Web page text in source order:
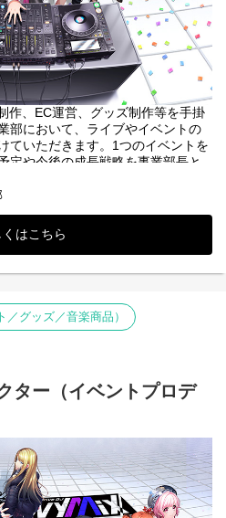
作、EC運営、グッズ制作等を手掛
部において、ライブやイベントの
ていただきます。1つのイベントを
定や今後の成長戦略を事業部長と
（過去実施例）
』、2026新年ライブ
」
games/news/
イベント出展（過去実施例）
7th シスターズ』、コミックマー
1125_7dj_comike105/
スモデルについて検討
注物の手配
はこちら
グッズ／音楽商品）
ター（イベントプロデ